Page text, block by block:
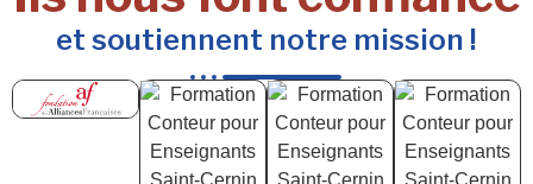
et soutiennent notre mission !